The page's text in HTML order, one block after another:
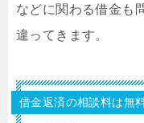
などに関わる借金も
違ってきます。
借金返済の相談料は無